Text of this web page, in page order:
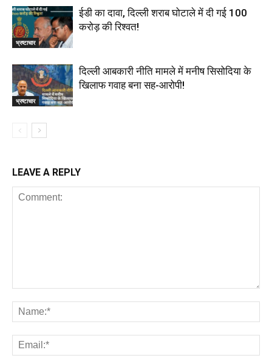
भ्रष्टाचार
ईडी का दावा, दिल्ली शराब घोटाले में दी गई ₹100
करोड़ की रिश्वत!
भ्रष्टाचार
दिल्‍ली आबकारी नीति मामले में मनीष सिसोदिया के
खिलाफ गवाह बना सह-आरोपी!
LEAVE A REPLY